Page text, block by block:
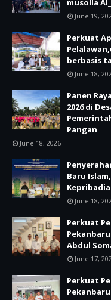
musolla
June 19,
Perkuat
berbasis
June 18,
Panen
2026 di
Pangan
June 18, 2026
Baru
June 18,
Perkuat
Abdul
June 17,
Perkuat